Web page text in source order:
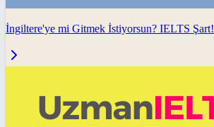
İngiltere'ye mi Gitmek İstiyorsun? IELTS Şart!